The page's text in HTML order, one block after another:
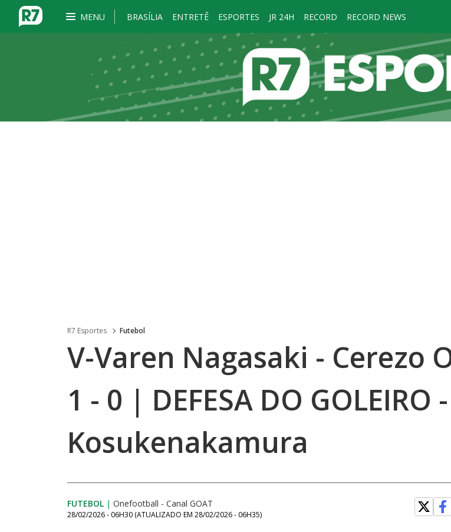
MENU BRASÍLIA ENTRETÊ ESPORTES JR 24H RECORD RECORD NEWS
R7 Esportes Futebol
V-Varen Nagasaki - Cerezo
1 - 0 | DEFESA DO GOLEIRO -
Kosukenakamura
FUTEBOL | Onefootball - Canal GOAT
28/02/2026 - 06H30 (ATUALIZADO EM 28/02/2026 - 06H35)